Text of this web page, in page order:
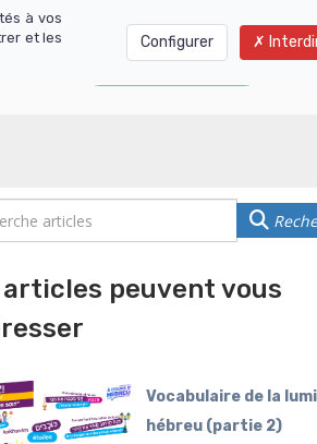
01 77 01 01 06
articles peuvent vous
Vocabulaire de la
hébreu (partie 2)
à vos
et les
Configurer